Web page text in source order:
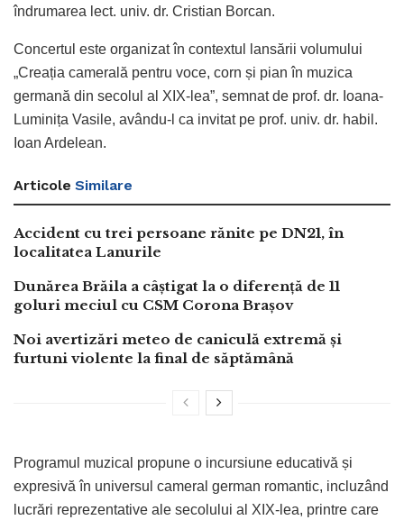
îndrumarea lect. univ. dr. Cristian Borcan.
Concertul este organizat în contextul lansării volumului
„Creația camerală pentru voce, corn și pian în muzica
germană din secolul al XIX-lea”, semnat de prof. dr. Ioana-
Luminița Vasile, avându-l ca invitat pe prof. univ. dr. habil.
Ioan Ardelean.
Articole Similare
Accident cu trei persoane rănite pe DN21, în
localitatea Lanurile
Dunărea Brăila a câștigat la o diferență de 11
goluri meciul cu CSM Corona Brașov
Noi avertizări meteo de caniculă extremă și
furtuni violente la final de săptămână
Programul muzical propune o incursiune educativă și
expresivă în universul cameral german romantic, incluzând
lucrări reprezentative ale secolului al XIX-lea, printre care